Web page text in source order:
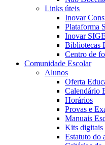
Links úteis
Inovar
Plataforma
Inovar SIGE
Bibliotecas
Centro de
Comunidade Escolar
Alunos
Oferta
Calendário
Horários
Provas e
Manuais
Kits digitais
Estatuto do